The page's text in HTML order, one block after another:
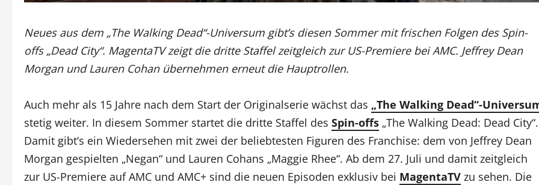
Neues aus dem „The Walking Dead“-Universum gibt’s diesen Sommer mit frischen Folgen des Spin-
offs „Dead City“. MagentaTV zeigt die dritte Staffel zeitgleich zur US-Premiere bei AMC. Jeffrey Dean
Morgan und Lauren Cohan übernehmen erneut die Hauptrollen.
Auch mehr als 15 Jahre nach dem Start der Originalserie wächst das „The Walking Dead“-
stetig weiter. In diesem Sommer startet die dritte Staffel des Spin-offs „The Walking Dead: Dead City“.
Damit gibt‘s ein Wiedersehen mit zwei der beliebtesten Figuren des Franchise: dem von Jeffrey Dean
Morgan gespielten „Negan“ und Lauren Cohans „Maggie Rhee“. Ab dem 27. Juli und damit zeitgleich
zur US-Premiere auf AMC und AMC+ sind die neuen Episoden exklusiv bei MagentaTV zu sehen. Die